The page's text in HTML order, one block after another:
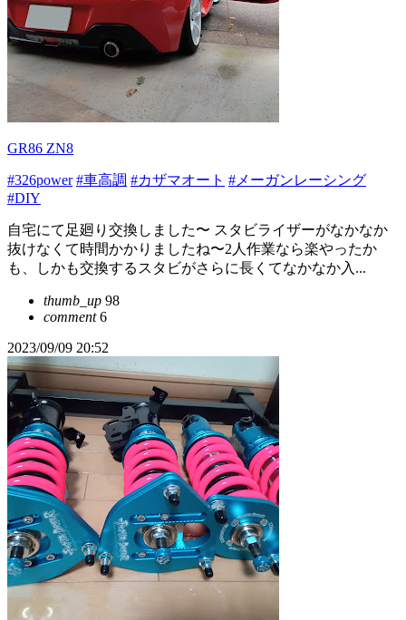
GR86 ZN8
#326power #車高調 #カザマオート #メーガンレーシング
#DIY
自宅にて足廻り交換しました〜 スタビライザーがなかなか
抜けなくて時間かかりましたね〜2人作業なら楽やったか
も、しかも交換するスタビがさらに長くてなかなか入...
thumb_up 98
comment6
2023/09/09 20:52